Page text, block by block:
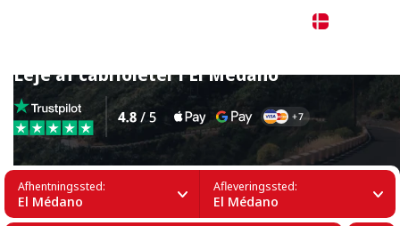
Leje af cabrioleter i El Médano
Afhentningssted:
El Médano
Afleveringssted:
El Médano